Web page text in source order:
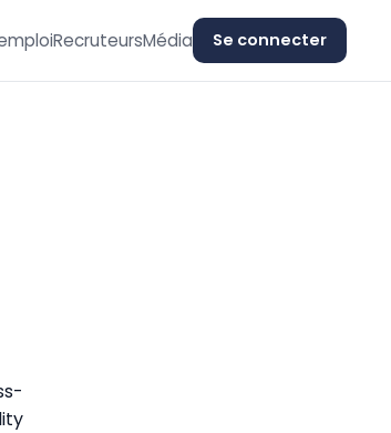
RecruteursMédia Se connecter